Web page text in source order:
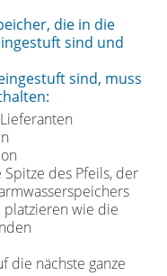
die in die
sind und
sind, muss
Spitze des Pfeils, der
platzieren wie die
die nächste ganze